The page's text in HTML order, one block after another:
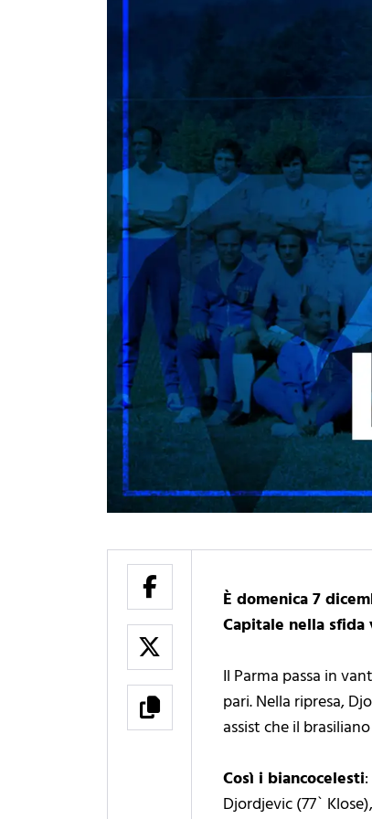
È domenica 7
Capitale nella sfida
Il Parma passa in
pari. Nella ripresa,
assist che il
Così i biancocelesti
Djordjevic (77`